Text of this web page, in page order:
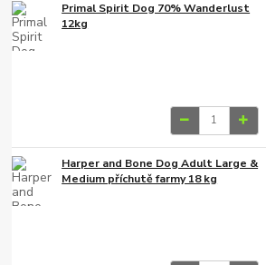
Primal Spirit Dog 70% Wanderlust
12kg
Harper and Bone Dog Adult Large &
Medium příchutě farmy 18 kg